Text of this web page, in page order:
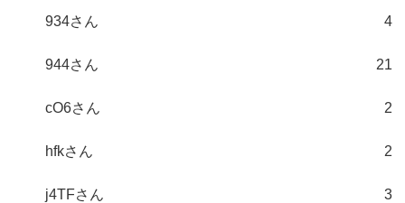
934さん 4
944さん 21
cO6さん 2
hfkさん 2
j4TFさん 3